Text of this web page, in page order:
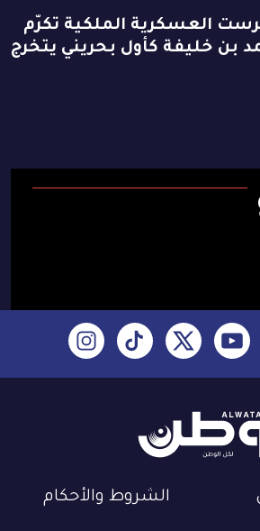
العسكرية الملكية تكرّم
خليفة كأول بحريني يتخرج
الشروط والأحكام